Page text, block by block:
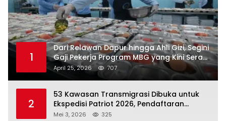
1
Dari Relawan Dapur hingga Ahli Gizi, Segini
Gaji Pekerja Program MBG yang Kini Serap
Hampir Sejuta Tenaga Kerja
April 25, 2026 707
2
53 Kawasan Transmigrasi Dibuka untuk
Ekspedisi Patriot 2026, Pendaftaran
Ditutup 21 Mei
Mei 3, 2026 325